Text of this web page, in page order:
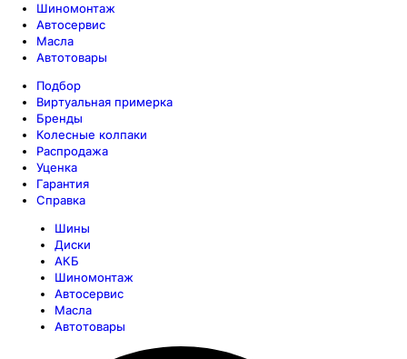
Шиномонтаж
Автосервис
Масла
Автотовары
Подбор
Виртуальная примерка
Бренды
Колесные колпаки
Распродажа
Уценка
Гарантия
Справка
Шины
Диски
АКБ
Шиномонтаж
Автосервис
Масла
Автотовары